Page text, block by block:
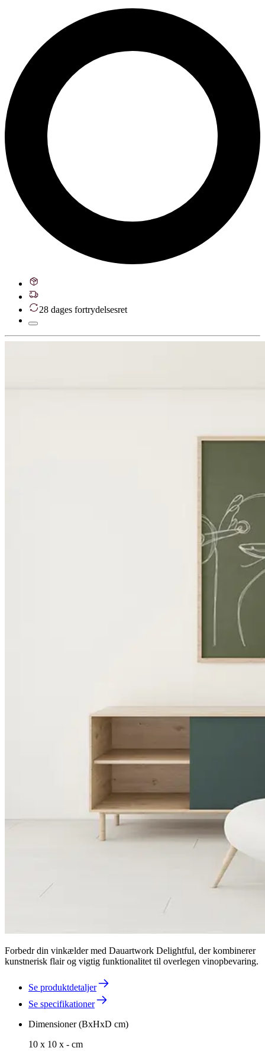
28 dages fortrydelsesret
Forbedr din vinkælder med Dauartwork Delightful, der kombinerer
kunstnerisk flair og vigtig funktionalitet til overlegen vinopbevaring.
Se produktdetaljer
Se specifikationer
Dimensioner (BxHxD cm)
10 x 10 x - cm